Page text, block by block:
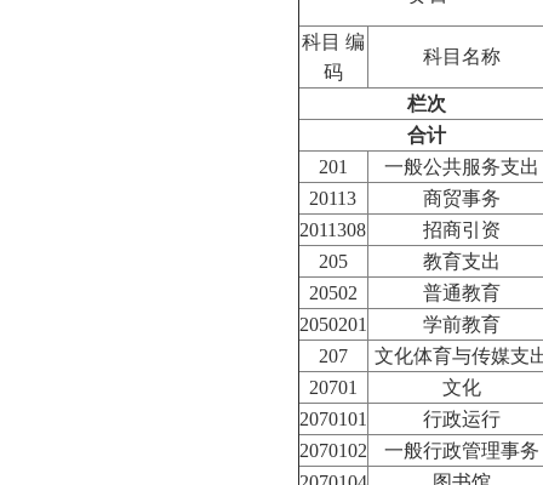
科目 编
码
科目名称
栏次
合计
201
一般公共服务支出
20113
商贸事务
2011308
招商引资
205
教育支出
20502
普通教育
2050201
学前教育
207
文化体育与传媒支
20701
文化
2070101
行政运行
2070102
一般行政管理事务